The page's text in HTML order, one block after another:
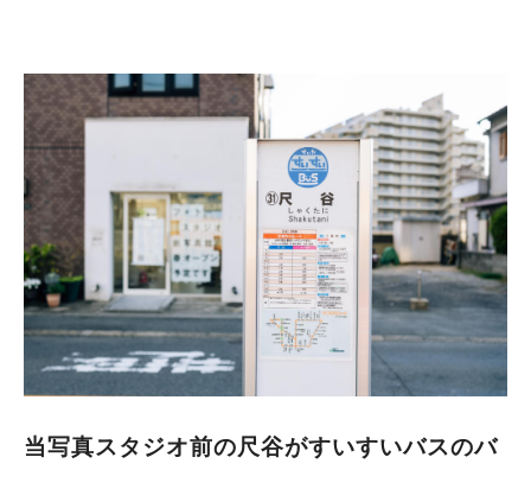
当写真スタジオ前の尺谷がすいすいバスのバ